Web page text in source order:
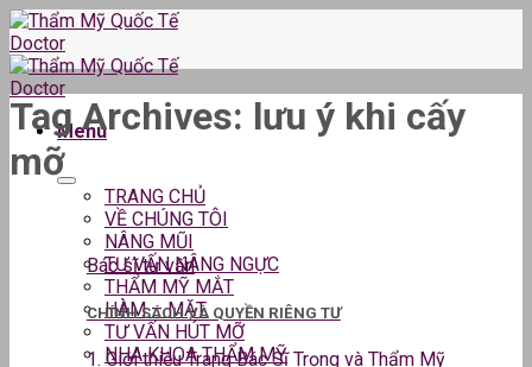
Skip
to
content
Menu
TRANG CHỦ
VỀ CHÚNG TÔI
NÂNG MŨI
TƯ VẤN NÂNG NGỰC
THẨM MỸ MẮT
HÀM – MẶT
TƯ VẤN HÚT MỠ
NHA KHOA THẨM MỸ
Tag Archives: lưu ý khi cấy
mỡ
Bác sĩ tư vấn
CHÍNH SÁCH VÀ QUYỀN RIÊNG TƯ
1. Giới thiệu Trang Bác Sĩ Trọng và Thẩm Mỹ